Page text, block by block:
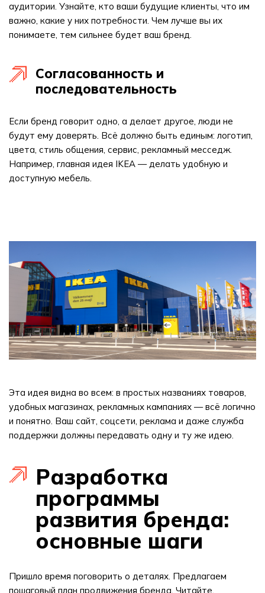
аудитории. Узнайте, кто ваши будущие клиенты, что им
важно, какие у них потребности. Чем лучше вы их
понимаете, тем сильнее будет ваш бренд.
Согласованность и
последовательность
Если бренд говорит одно, а делает другое, люди не
будут ему доверять. Всё должно быть единым: логотип,
цвета, стиль общения, сервис, рекламный месседж.
Например, главная идея IKEA — делать удобную и
доступную мебель.
Эта идея видна во всем: в простых названиях товаров,
удобных магазинах, рекламных кампаниях — всё логично
и понятно. Ваш сайт, соцсети, реклама и даже служба
поддержки должны передавать одну и ту же идею.
Разработка
программы
развития бренда:
основные шаги
Пришло время поговорить о деталях. Предлагаем
пошаговый план продвижения бренда. Читайте,